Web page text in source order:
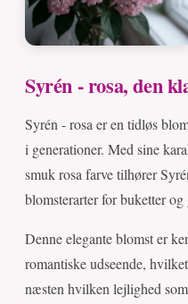
Syrén - rosa, den
Syrén - rosa er en tidløs
i generationer. Med sine
smuk rosa farve tilhører
blomsterarter for buketter og
Denne elegante blomst er
romantiske udseende,
næsten hvilken lejlighed